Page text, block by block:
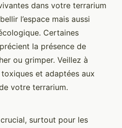
dans votre terrarium
l’espace mais aussi
Certaines
la présence de
ou grimper. Veillez à
et adaptées aux
votre terrarium.
crucial, surtout pour les